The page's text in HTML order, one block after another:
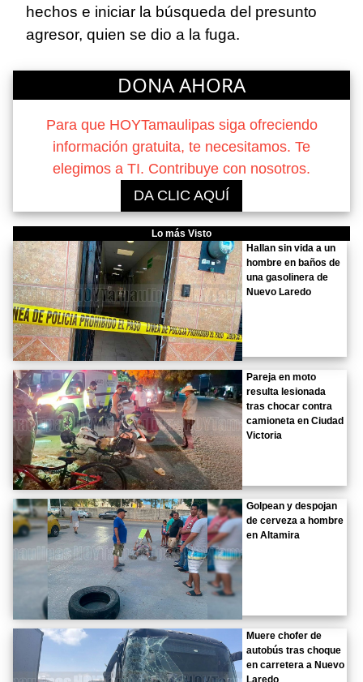
hechos e iniciar la búsqueda del presunto
agresor, quien se dio a la fuga.
DONA AHORA
Para que HOYTamaulipas siga ofreciendo
información gratuita, te necesitamos. Te
elegimos a TI. Contribuye con nosotros.
DA CLIC AQUÍ
Lo más Visto
Hallan sin vida a un
hombre en baños de
una gasolinera de
Nuevo Laredo
Pareja en moto
resulta lesionada
tras chocar contra
camioneta en Ciudad
Victoria
Golpean y despojan
de cerveza a hombre
en Altamira
Muere chofer de
autobús tras choque
en carretera a Nuevo
Laredo